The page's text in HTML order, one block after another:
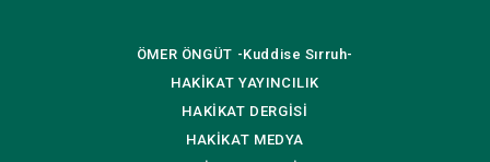
ÖMER ÖNGÜT -Kuddise Sırruh-
HAKİKAT YAYINCILIK
HAKİKAT DERGİSİ
HAKİKAT MEDYA